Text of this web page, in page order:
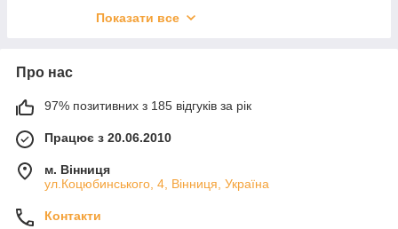
Сумки, Рюкзаки, Баули
Показати все
Про нас
97% позитивних з 185 відгуків за рік
Працює з 20.06.2010
м. Вінниця
ул.Коцюбинського, 4, Вінниця, Україна
Контакти